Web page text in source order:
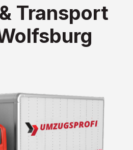
Transport